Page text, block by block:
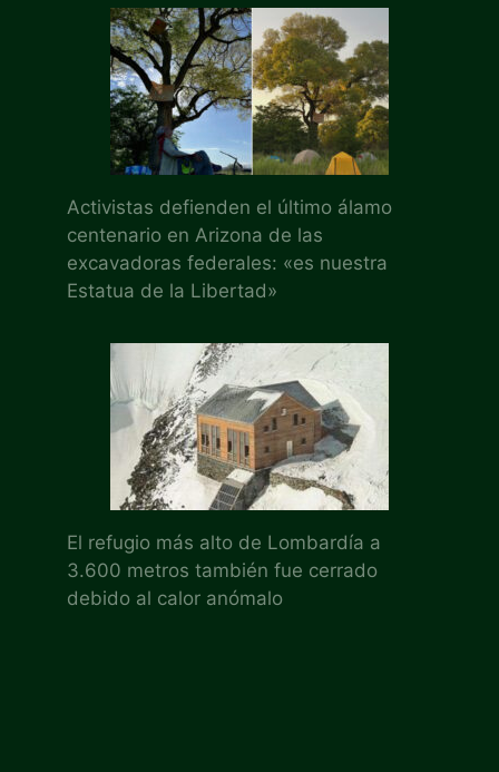
Activistas defienden el último álamo
centenario en Arizona de las
excavadoras federales: «es nuestra
Estatua de la Libertad»
El refugio más alto de Lombardía a
3.600 metros también fue cerrado
debido al calor anómalo